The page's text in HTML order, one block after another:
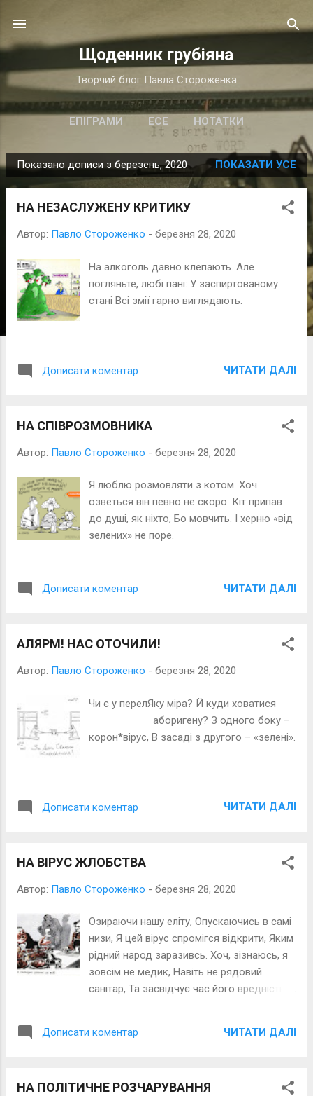
Щоденник грубіяна
Творчий блог Павла Стороженка
ЕПІГРАМИ ЕСЕ НОТАТКИ
П
у
Показано дописи з березень, 2020 ПОКАЗАТИ УСЕ
НА НЕЗАСЛУЖЕНУ КРИТИКУ
Автор: Павло Стороженко - березня 28, 2020
На алкоголь давно клепають. Але
погляньте, любі пані: У заспиртованому
стані Всі змії гарно виглядають.
Дописати коментар ЧИТАТИ ДАЛІ
НА СПІВРОЗМОВНИКА
Автор: Павло Стороженко - березня 28, 2020
Я люблю розмовляти з котом. Хоч
озветься він певно не скоро. Кіт припав
до душі, як ніхто, Бо мовчить. І херню «від
зелених» не поре.
Дописати коментар ЧИТАТИ ДАЛІ
АЛЯРМ! НАС ОТОЧИЛИ!
Автор: Павло Стороженко - березня 28, 2020
Чи є у перелЯку міра? Й куди ховатися
аборигену? З одного боку –
корон*вірус, В засаді з другого – «зелені».
Дописати коментар ЧИТАТИ ДАЛІ
НА ВІРУС ЖЛОБСТВА
Автор: Павло Стороженко - березня 28, 2020
Озираючи нашу еліту, Опускаючись в самі
низи, Я цей вірус спромігся відкрити, Яким
рідний народ заразивсь. Хоч, зізнаюсь, я
зовсім не медик, Навіть не рядовий
санітар, Та засвідчує час його вредність
шляхетність і честь, І замало, щоб ти
Дописати коментар ЧИТАТИ ДАЛІ
НА ПОЛІТИЧНЕ РОЗЧАРУВАННЯ